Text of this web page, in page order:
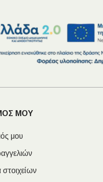
ΜΟΥ
μου